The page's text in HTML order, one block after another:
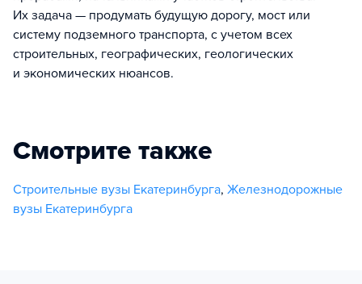
Их задача — продумать будущую дорогу, мост или
систему подземного транспорта, с учетом всех
строительных, географических, геологических
и экономических нюансов.
Смотрите также
Строительные вузы Екатеринбурга, Железнодорожные
вузы Екатеринбурга